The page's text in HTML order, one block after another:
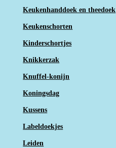
Keukenhanddoek en theedoek
Keukenschorten
Kinderschortjes
Knikkerzak
Knuffel-konijn
Koningsdag
Kussens
Labeldoekjes
Leiden